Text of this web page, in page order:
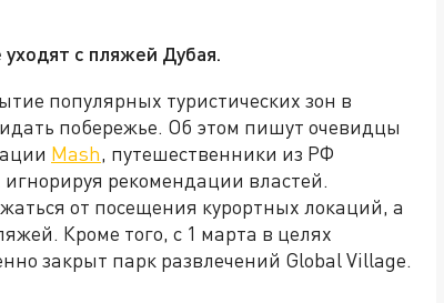
с пляжей Дубая.
популярных туристических зон в
побережье. Об этом пишут очевидцы
Mash, путешественники из РФ
рекомендации властей.
от посещения курортных локаций, а
Кроме того, с 1 марта в целях
закрыт парк развлечений Global Village.